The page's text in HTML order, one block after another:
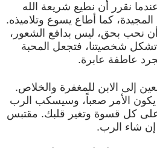
نقرر أن نطيع شريعة الله
المجيدة، كما أطاع يسوع وتلاميذه.
نحب بحق، ليس بدافع الشعور،
شخصيتنا، فتجعل المحبة
عاطفة عابرة.
إلى الابن للمغفرة والخلاص.
الأمر صعباً، وسيسكب الرب
كل قسوة وتغير قلبك. مقتبس
إن شاء الرب.